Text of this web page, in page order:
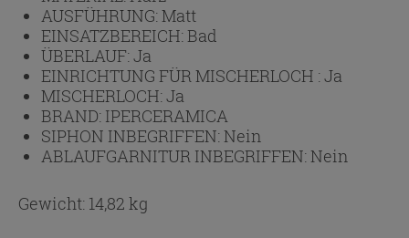
AUSFÜHRUNG:Matt
EINSATZBEREICH:Bad
ÜBERLAUF:Ja
EINRICHTUNG FÜR MISCHERLOCH :Ja
MISCHERLOCH:Ja
BRAND: IPERCERAMICA
SIPHON INBEGRIFFEN:Nein
ABLAUFGARNITUR INBEGRIFFEN:Nein
Gewicht: 14,82 kg